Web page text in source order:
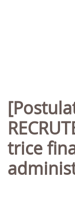
[Postulations fermées]
trice